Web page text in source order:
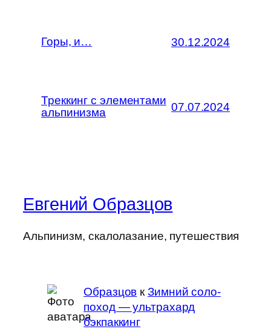
Горы, и… 30.12.2024
Треккинг с элементами
альпинизма
07.07.2024
Евгений Образцов
Альпинизм, скалолазание, путешествия
Образцов кЗимний соло-
поход — ультрахард
бэкпаккинг